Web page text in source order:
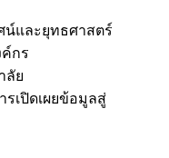
น์และยุทธศาสตร์
ค์กร
ลัย
รเปิดเผยข้อมูลสู่